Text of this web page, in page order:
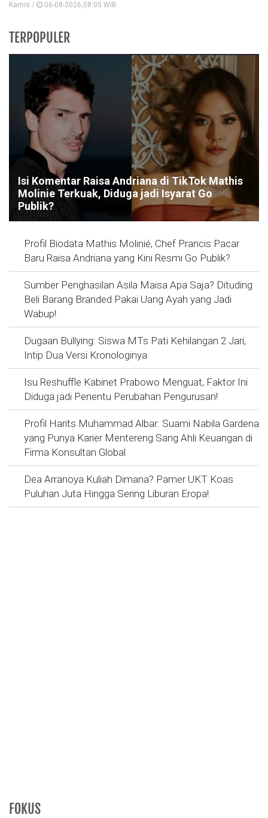
Kamis / 06-08-2026,08:05 WIB
TERPOPULER
Isi Komentar Raisa Andriana di TikTok Mathis
Molinie Terkuak, Diduga jadi Isyarat Go
Publik?
Profil Biodata Mathis Molinié, Chef Prancis Pacar
Baru Raisa Andriana yang Kini Resmi Go Publik?
Sumber Penghasilan Asila Maisa Apa Saja? Dituding
Beli Barang Branded Pakai Uang Ayah yang Jadi
Wabup!
Dugaan Bullying: Siswa MTs Pati Kehilangan 2 Jari,
Intip Dua Versi Kronologinya
Isu Reshuffle Kabinet Prabowo Menguat, Faktor Ini
Diduga jadi Penentu Perubahan Pengurusan!
Profil Harits Muhammad Albar: Suami Nabila Gardena
yang Punya Karier Mentereng Sang Ahli Keuangan di
Firma Konsultan Global
Dea Arranoya Kuliah Dimana? Pamer UKT Koas
Puluhan Juta Hingga Sering Liburan Eropa!
FOKUS